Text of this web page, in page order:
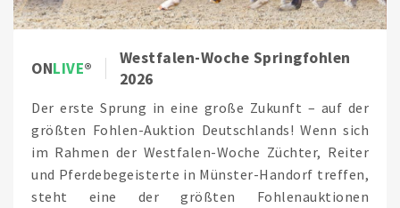
ONLIVE
Westfalen-Woche Springfohlen
2026
Der erste Sprung in eine große Zukunft – auf der
größten Fohlen-Auktion Deutschlands! Wenn sich
im Rahmen der Westfalen-Woche Züchter, Reiter
und Pferdebegeisterte in Münster-Handorf treffen,
steht eine der größten Fohlenauktionen